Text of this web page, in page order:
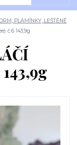
PLAMÍNKY, LEŠTĚNÉ
č.6 143,9g